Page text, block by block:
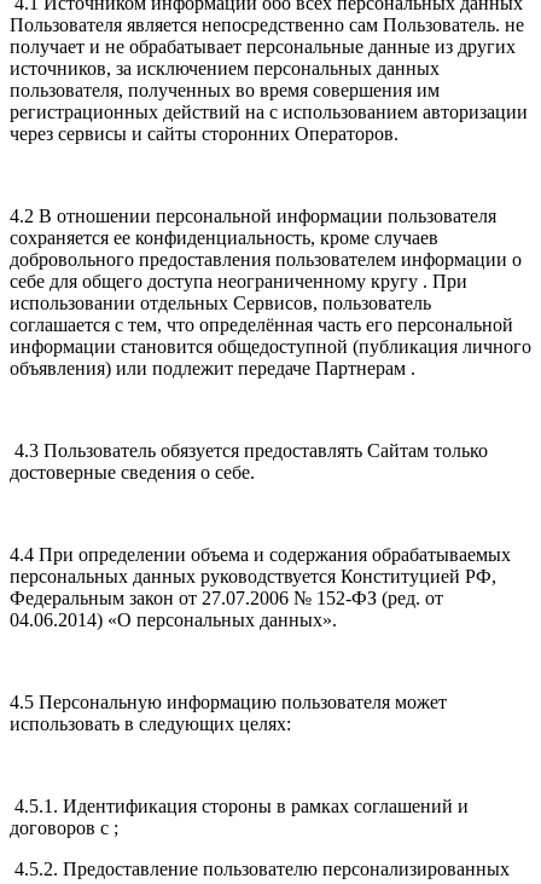
Пользователя является непосредственно сам Пользователь. не
получает и не обрабатывает персональные данные из других
источников, за исключением персональных данных
пользователя, полученных во время совершения им
регистрационных действий на с использованием авторизации
через сервисы и сайты сторонних Операторов.
4.2 В отношении персональной информации пользователя
сохраняется ее конфиденциальность, кроме случаев
добровольного предоставления пользователем информации о
себе для общего доступа неограниченному кругу . При
использовании отдельных Сервисов, пользователь
соглашается с тем, что определённая часть его персональной
информации становится общедоступной (публикация личного
объявления) или подлежит передаче Партнерам .
4.3 Пользователь обязуется предоставлять Сайтам только
достоверные сведения о себе.
4.4 При определении объема и содержания обрабатываемых
персональных данных руководствуется Конституцией РФ,
Федеральным закон от 27.07.2006 № 152-ФЗ (ред. от
04.06.2014) «О персональных данных».
4.5 Персональную информацию пользователя может
использовать в следующих целях:
4.5.1. Идентификация стороны в рамках соглашений и
договоров с ;
4.5.2. Предоставление пользователю персонализированных